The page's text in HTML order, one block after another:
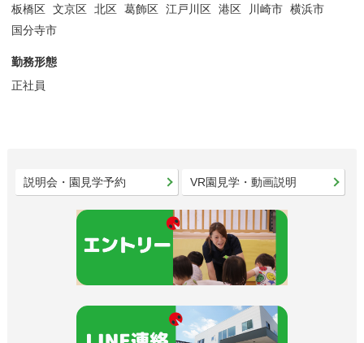
板橋区 文京区 北区 葛飾区 江戸川区 港区 川崎市 横浜市
国分寺市
勤務形態
正社員
説明会・園見学予約 VR園見学・動画説明